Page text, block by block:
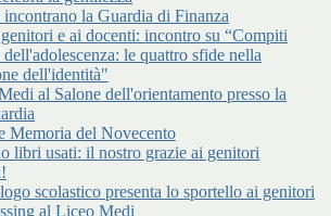
incontrano la Guardia di Finanza
e ai docenti: incontro su “Compiti
le quattro sfide nella
dell'identità"
al Salone dell'orientamento presso la
Memoria del Novecento
libri usati: il nostro grazie ai genitori
scolastico presenta lo sportello ai genitori
al Liceo Medi